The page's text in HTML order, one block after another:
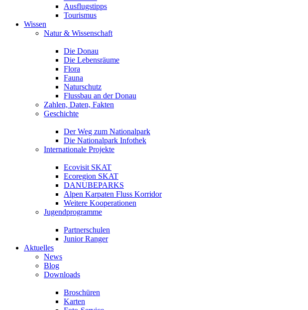
Ausflugstipps
Tourismus
Wissen
Natur & Wissenschaft
Die Donau
Die Lebensräume
Flora
Fauna
Naturschutz
Flussbau an der Donau
Zahlen, Daten, Fakten
Geschichte
Der Weg zum Nationalpark
Die Nationalpark Infothek
Internationale Projekte
Ecovisit SKAT
Ecoregion SKAT
DANUBEPARKS
Alpen Karpaten Fluss Korridor
Weitere Kooperationen
Jugendprogramme
Partnerschulen
Junior Ranger
Aktuelles
News
Blog
Downloads
Broschüren
Karten